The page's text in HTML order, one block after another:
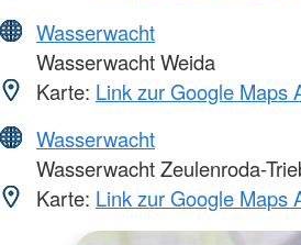
Wasserwacht
Wasserwacht Weida
Karte: Link zur Google Maps
Wasserwacht
Wasserwacht Zeulenroda-
Karte: Link zur Google Maps